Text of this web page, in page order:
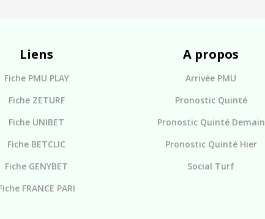
Liens
Fiche PMU PLAY
Fiche ZETURF
Fiche UNIBET
Fiche BETCLIC
Fiche GENYBET
FRANCE PARI
A propos
Arrivée PMU
Pronostic Quinté
Pronostic Quinté Demain
Pronostic Quinté Hier
Social Turf